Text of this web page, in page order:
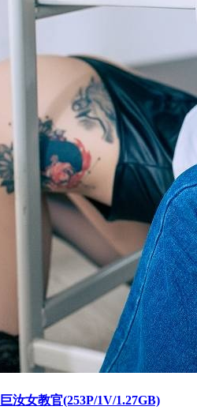
汝女教官(253P/1V/1.27GB)